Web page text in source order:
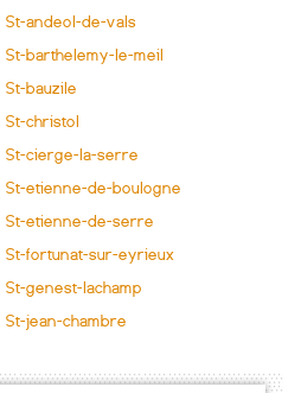
andeol-de-vals
barthelemy-le-meil
bauzile
christol
cierge-la-serre
etienne-de-boulogne
etienne-de-serre
fortunat-sur-eyrieux
genest-lachamp
jean-chambre